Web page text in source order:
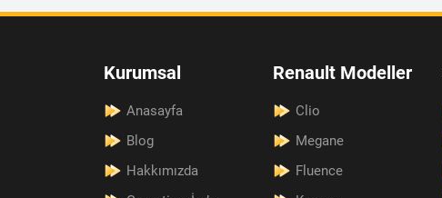
Kurumsal
Anasayfa
Blog
Hakkımızda
Renault Modeller
Clio
Megane
Fluence